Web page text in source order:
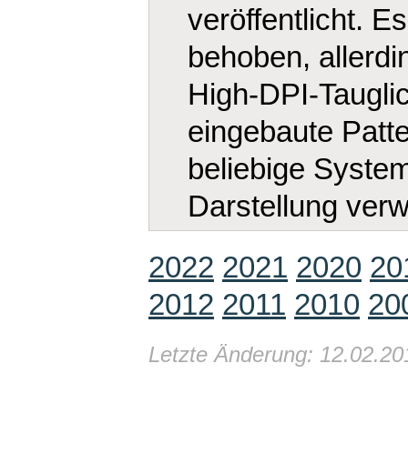
veröffentlicht.
behoben,
High-DPI-
eingebaute
beliebige
Darstellung
2022 2021 2020
2012 2011 2010
Letzte Änderung: